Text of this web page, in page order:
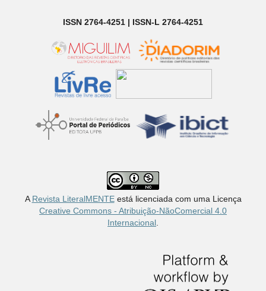
ISSN 2764-4251 | ISSN-L 2764-4251
A Revista LiteralMENTEestá licenciada com uma Licença
Creative Commons - Atribuição-NãoComercial 4.0
Internacional